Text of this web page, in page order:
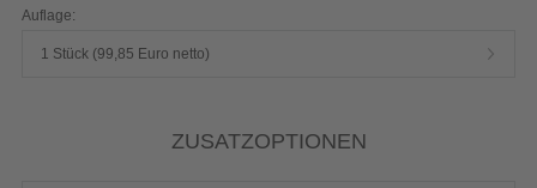
Auflage:
1 Stück (99,85 Euro netto)
ZUSATZOPTIONEN